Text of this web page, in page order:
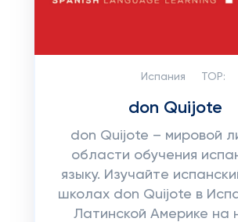
Испания TOP:
don Quijote
don Quijote – мировой
области обучения
языку. Изучайте
школах don Quijote в
Латинской Америке на